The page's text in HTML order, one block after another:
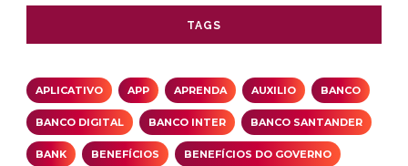
TAGS
APLICATIVO APP APRENDA AUXILIO BANCO
BANCO DIGITAL BANCO INTER BANCO SANTANDER
BANK BENEFÍCIOS BENEFÍCIOS DO GOVERNO